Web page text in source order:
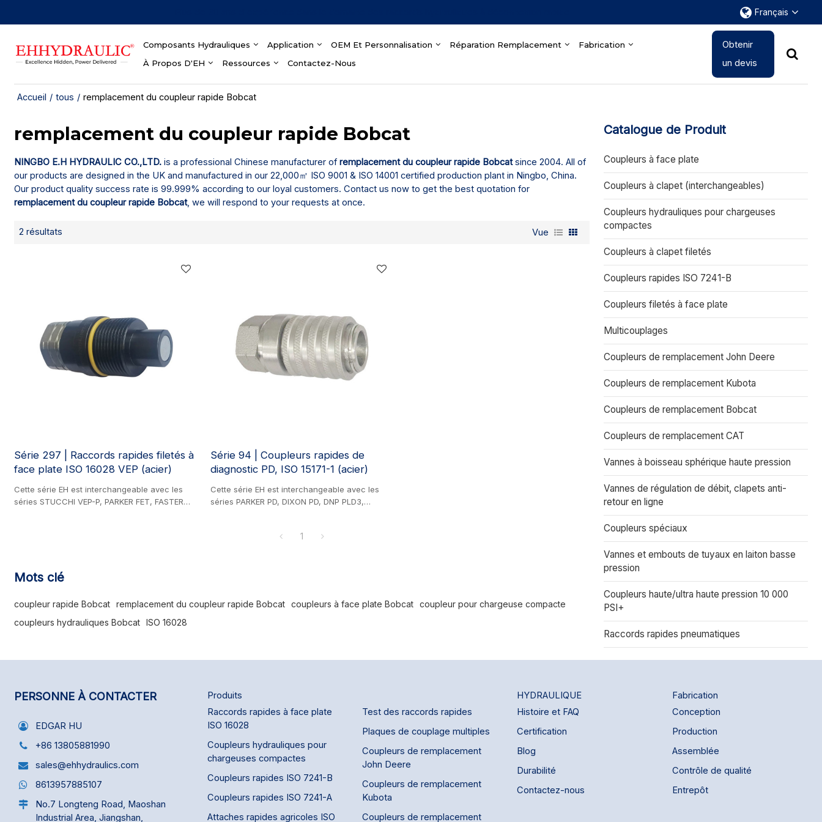
Français
Composants Hydrauliques Application OEM Et Personnalisation Réparation Remplacement
Fabrication
À Propos D'EH
Ressources Contactez-Nous
Obtenir
un devis
Accueil / tous / remplacement du coupleur rapide Bobcat
remplacement du coupleur rapide Bobcat
NINGBO E.H HYDRAULIC CO.,LTD. is a professional Chinese manufacturer ofremplacement du coupleur rapide Bobcatsince 2004. All of
our products are designed in the UK and manufactured in our 22,000㎡ ISO 9001 & ISO 14001 certified production plant in Ningbo, China.
Our product quality success rate is 99.999% according to our loyal customers. Contact us now to get the best quotation for
remplacement du coupleur rapide Bobcat, we will respond to your requests at once.
2 résultats Vue
Série 297 | Raccords rapides filetés à
face plate ISO 16028 VEP (acier)
Cette série EH est interchangeable avec les
séries STUCCHI VEP-P, PARKER FET, FASTER
pression extrêmes et à des pressions
innovante à filetage réduit considérablement
l'usure et prévient l'effet Brinell, tandis que sa
technologie de valve interne permet un
Série 94 | Coupleurs rapides de
diagnostic PD, ISO 15171-1 (acier)
Cette série EH est interchangeable avec les
séries PARKER PD, DIXON PD, DNP PLD3,
Produit en acier. Raccords de mesure de
connecte à l'instrumentation de mesure,
permettant une surveillance précise de la
1
Mots clé
coupleur rapide Bobcat remplacement du coupleur rapide Bobcat coupleurs à face plate Bobcat
coupleur pour chargeuse compacte
coupleurs hydrauliques Bobcat
ISO 16028
Catalogue de Produit
Coupleurs à face plate
Coupleurs à clapet (interchangeables)
Coupleurs hydrauliques pour chargeuses
compactes
Coupleurs à clapet filetés
Coupleurs rapides ISO 7241-B
Coupleurs filetés à face plate
Multicouplages
Coupleurs de remplacement John Deere
Coupleurs de remplacement Kubota
Coupleurs de remplacement Bobcat
Coupleurs de remplacement CAT
Vannes à boisseau sphérique haute pression
Vannes de régulation de débit, clapets anti-
retour en ligne
Coupleurs spéciaux
Vannes et embouts de tuyaux en laiton basse
pression
Coupleurs haute/ultra haute pression 10 000
PSI+
Raccords rapides pneumatiques
PERSONNE À CONTACTER
EDGAR HU
+86 13805881990
sales@ehhydraulics.com
8613957885107
No.7 Longteng Road, Maoshan
Industrial Area, Jiangshan,
Produits
Raccords rapides à face plate
ISO 16028
Coupleurs hydrauliques pour
chargeuses compactes
Coupleurs rapides ISO 7241-B
Coupleurs rapides ISO 7241-A
Attaches rapides agricoles ISO
Test des raccords rapides
Plaques de couplage multiples
Coupleurs de remplacement
John Deere
Coupleurs de remplacement
Kubota
Coupleurs de remplacement
HYDRAULIQUE
Histoire et FAQ
Certification
Blog
Durabilité
Contactez-nous
Fabrication
Conception
Production
Assemblée
Contrôle de qualité
Entrepôt